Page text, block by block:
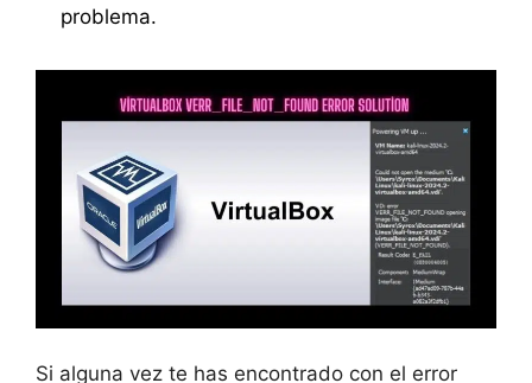
problema.
Si alguna vez te has encontrado con el error